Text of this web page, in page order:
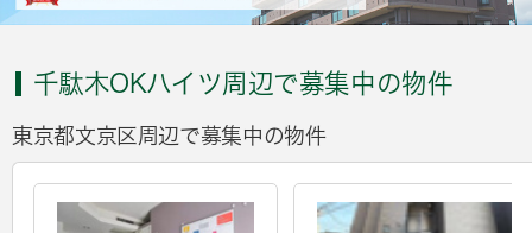
千駄木OKハイツ周辺で募集中の物件
東京都文京区周辺で募集中の物件